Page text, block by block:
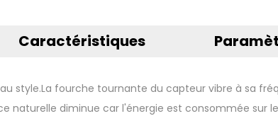
Caractéristiques
style.La fourche tournante du capteur vibre à sa
naturelle diminue car l'énergie est consommée sur